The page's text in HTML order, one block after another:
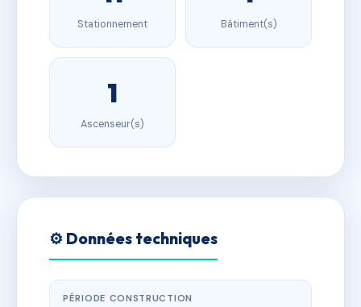
Stationnement Bâtiment(s)
1
Ascenseur(s)
⚙️ Données techniques
PÉRIODE CONSTRUCTION